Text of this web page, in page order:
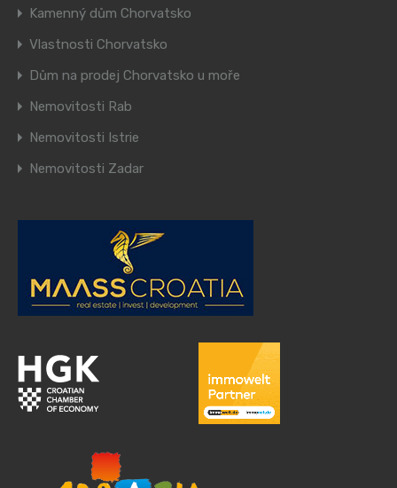
Kamenný dům Chorvatsko
Vlastnosti Chorvatsko
Dům na prodej Chorvatsko u moře
Nemovitosti Rab
Nemovitosti Istrie
Nemovitosti Zadar